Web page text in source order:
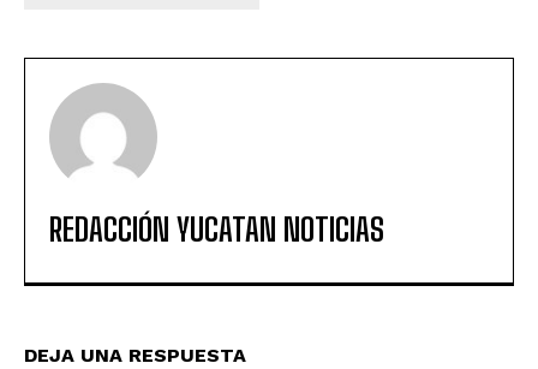
REDACCIÓN YUCATAN NOTICIAS
DEJA UNA RESPUESTA